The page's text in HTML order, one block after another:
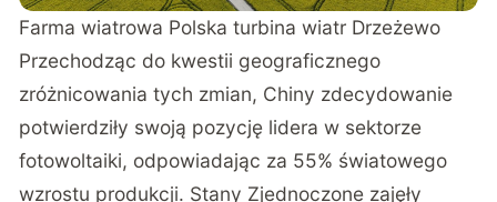
Farma wiatrowa Polska turbina wiatr Drzeżewo
Przechodząc do kwestii geograficznego
zróżnicowania tych zmian, Chiny zdecydowanie
potwierdziły swoją pozycję lidera w sektorze
fotowoltaiki, odpowiadając za 55% światowego
wzrostu produkcji. Stany Zjednoczone zajęły